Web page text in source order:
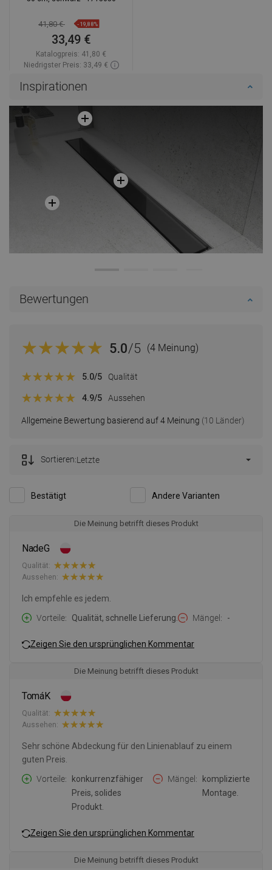
41,80 € -19,88%
33,49 €
Katalogpreis: 41,80 €
Niedrigster Preis: 33,49 €
favorite_border Favorit
Inspirationen
Bewertungen
5.0/5 (4 Meinung)
Allgemeine Bewertung basierend auf 4 Meinung (10 Länder)
5.0/5 Qualität
4.9/5 Aussehen
Bestätigt Andere Varianten
Sortieren:Letzte
Die Meinung betrifft dieses Produkt
NadeG
Qualität:
Aussehen:
Ich empfehle es jedem.
Vorteile
Qualität, schnelle Lieferung. Mängel -
Zeigen Sie den ursprünglichen Kommentar
Die Meinung betrifft dieses Produkt
TomáK
Qualität:
Aussehen:
Sehr schöne Abdeckung für den Linienablauf zu einem
guten Preis.
Vorteile
konkurrenzfähiger
Preis, solides
Produkt.
Mängel
komplizierte
Montage.
Zeigen Sie den ursprünglichen Kommentar
Die Meinung betrifft dieses Produkt